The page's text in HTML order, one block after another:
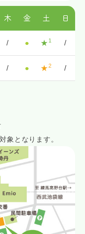
木 金 土 日
/ ● ★ 1 /
/ ● ★2 /
象となります。